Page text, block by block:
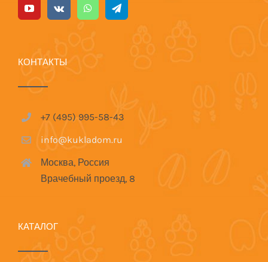
КОНТАКТЫ
+7 (495) 995-58-43
info@kukladom.ru
Москва, Россия
Врачебный проезд, 8
КАТАЛОГ